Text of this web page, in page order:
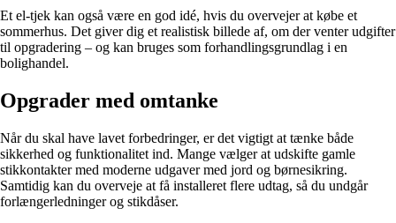
Et el-tjek kan også være en god idé, hvis du overvejer at købe et
sommerhus. Det giver dig et realistisk billede af, om der venter udgifter
til opgradering – og kan bruges som forhandlingsgrundlag i en
bolighandel.
Opgrader med omtanke
Når du skal have lavet forbedringer, er det vigtigt at tænke både
sikkerhed og funktionalitet ind. Mange vælger at udskifte gamle
stikkontakter med moderne udgaver med jord og børnesikring.
Samtidig kan du overveje at få installeret flere udtag, så du undgår
forlængerledninger og stikdåser.